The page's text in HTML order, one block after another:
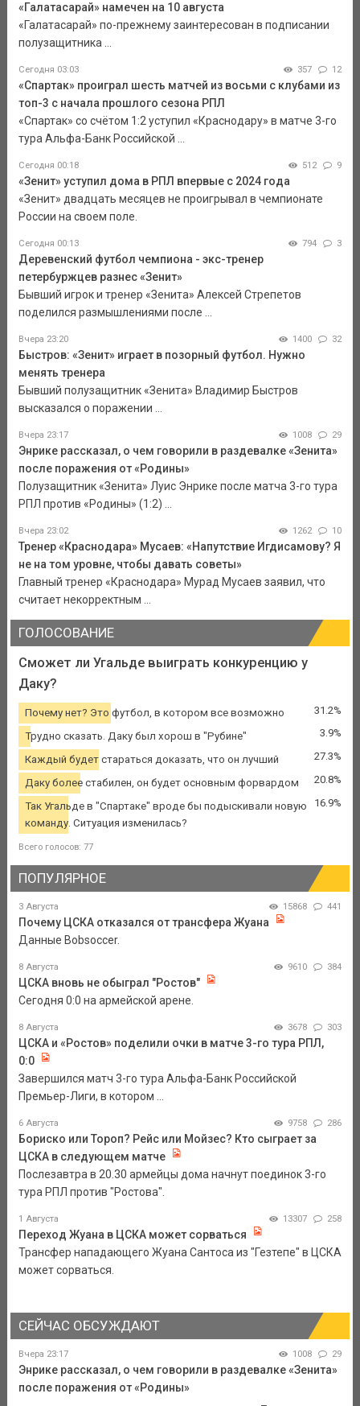
«Галатасарай» намечен на 10 августа
«Галатасарай» по-прежнему заинтересован в подписании
полузащитника ...
Сегодня 03:03 357 12
«Спартак» проиграл шесть матчей из восьми с клубами из
топ-3 с начала прошлого сезона РПЛ
«Спартак» со счётом 1:2 уступил «Краснодару» в матче 3-го
тура Альфа-Банк Российской ...
Сегодня 00:18 512 9
«Зенит» уступил дома в РПЛ впервые с 2024 года
«Зенит» двадцать месяцев не проигрывал в чемпионате
России на своем поле.
Сегодня 00:13 794 3
Деревенский футбол чемпиона - экс-тренер
петербуржцев разнес «Зенит»
Бывший игрок и тренер «Зенита» Алексей Стрепетов
поделился размышлениями после ...
Вчера 23:20 1400 32
Быстров: «Зенит» играет в позорный футбол. Нужно
менять тренера
Бывший полузащитник «Зенита» Владимир Быстров
высказался о поражении ...
Вчера 23:17 1008 29
Энрике рассказал, о чем говорили в раздевалке «Зенита»
после поражения от «Родины»
Полузащитник «Зенита» Луис Энрике после матча 3-го тура
РПЛ против «Родины» (1:2) ...
Вчера 23:02 1262 10
Тренер «Краснодара» Мусаев: «Напутствие Игдисамову? Я
не на том уровне, чтобы давать советы»
Главный тренер «Краснодара» Мурад Мусаев заявил, что
считает некорректным ...
ГОЛОСОВАНИЕ
Сможет ли Угальде выиграть конкуренцию у
Даку?
Почему нет? Это футбол, в котором все возможно 31.2%
Трудно сказать. Даку был хорош в "Рубине" 3.9%
Каждый будет стараться доказать, что он лучший 27.3%
Даку более стабилен, он будет основным форвардом 20.8%
Так Угальде в "Спартаке" вроде бы подыскивали новую
команду. Ситуация изменилась?
16.9%
Всего голосов: 77
ПОПУЛЯРНОЕ
3 Августа 15868 441
Почему ЦСКА отказался от трансфера Жуана
Данные Bobsoccer.
8 Августа 9610 384
ЦСКА вновь не обыграл "Ростов"
Сегодня 0:0 на армейской арене.
8 Августа 3678 303
ЦСКА и «Ростов» поделили очки в матче 3-го тура РПЛ,
0:0
Завершился матч 3-го тура Альфа-Банк Российской
Премьер-Лиги, в котором ...
6 Августа 9758 286
Бориско или Тороп? Рейс или Мойзес? Кто сыграет за
ЦСКА в следующем матче
Послезавтра в 20.30 армейцы дома начнут поединок 3-го
тура РПЛ против "Ростова".
1 Августа 13307 258
Переход Жуана в ЦСКА может сорваться
Трансфер нападающего Жуана Сантоса из "Гезтепе" в ЦСКА
может сорваться.
СЕЙЧАС ОБСУЖДАЮТ
Вчера 23:17 1008 29
Энрике рассказал, о чем говорили в раздевалке «Зенита»
после поражения от «Родины»